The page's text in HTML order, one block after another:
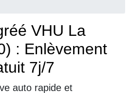
VHU La
: Enlèvement
7j/7
auto rapide et